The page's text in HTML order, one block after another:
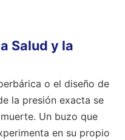
Salud y la
o el diseño de
la presión exacta se
Un buzo que
en su propio